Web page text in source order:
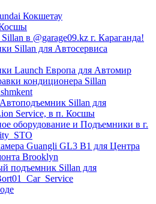
Кокшетау
в @garage09.kz г. Караганда!
Sillan для Автосервиса
Launch Европа для Автомир
кондиционера Sillan
Sillan для
Service, в п. Косшы
оборудование и Подъемники в г.
Guangli GL3 B1 для Центра
Brooklyn
подъемник Sillan для